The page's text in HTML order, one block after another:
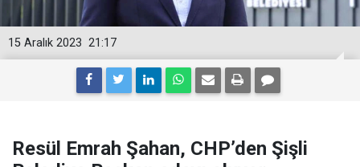
21:17
15 Aralık 2023
Resül Emrah Şahan, CHP’den Şişli